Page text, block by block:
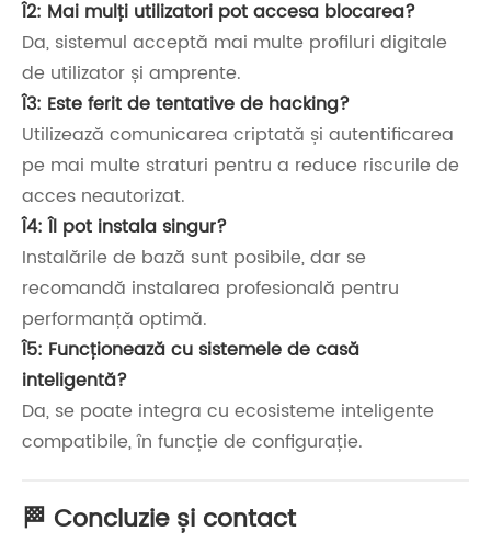
Î2: Mai mulți utilizatori pot accesa blocarea?
Da, sistemul acceptă mai multe profiluri digitale
de utilizator și amprente.
Î3: Este ferit de tentative de hacking?
Utilizează comunicarea criptată și autentificarea
pe mai multe straturi pentru a reduce riscurile de
acces neautorizat.
Î4: Îl pot instala singur?
Instalările de bază sunt posibile, dar se
recomandă instalarea profesională pentru
performanță optimă.
Î5: Funcționează cu sistemele de casă
inteligentă?
Da, se poate integra cu ecosisteme inteligente
compatibile, în funcție de configurație.
🏁 Concluzie și contact